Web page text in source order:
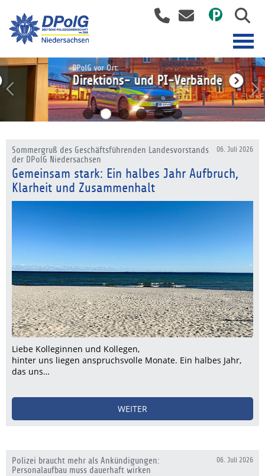
DPolG vor Ort:
Direktions- und PI-Verbände
06. Juli 2026
Sommergruß des Geschäftsführenden Landesvorstands
der DPolG Niedersachsen
Gemeinsam stark: Ein halbes Jahr Aufbruch,
Klarheit und Zusammenhalt
Liebe Kolleginnen und Kollegen,
hinter uns liegen anspruchsvolle Monate. Ein halbes Jahr,
das uns…
WEITER
06. Juli 2026
Polizei braucht mehr als Ankündigungen:
Personalaufbau muss dauerhaft wirken